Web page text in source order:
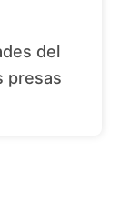
presas